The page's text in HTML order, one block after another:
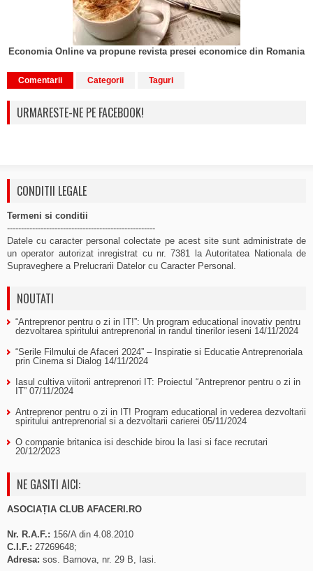
Economia Online va propune revista presei economice din Romania
Comentarii Categorii Taguri
URMARESTE-NE PE FACEBOOK!
CONDITII LEGALE
Termeni si conditii
-----------------------------------------------------
Datele cu caracter personal colectate pe acest site sunt administrate de
un operator autorizat inregistrat cu nr. 7381 la Autoritatea Nationala de
Supraveghere a Prelucrarii Datelor cu Caracter Personal.
NOUTATI
“Antreprenor pentru o zi in IT!”: Un program educational inovativ pentru
dezvoltarea spiritului antreprenorial in randul tinerilor ieseni 14/11/2024
“Serile Filmului de Afaceri 2024” – Inspiratie si Educatie Antreprenoriala
prin Cinema si Dialog 14/11/2024
Iasul cultiva viitorii antreprenori IT: Proiectul “Antreprenor pentru o zi in
IT” 07/11/2024
Antreprenor pentru o zi in IT! Program educational in vederea dezvoltarii
spiritului antreprenorial si a dezvoltarii carierei 05/11/2024
O companie britanica isi deschide birou la Iasi si face recrutari
20/12/2023
NE GASITI AICI:
ASOCIAȚIA CLUB AFACERI.RO
Nr. R.A.F.: 156/A din 4.08.2010
C.I.F.: 27269648;
Adresa: sos. Barnova, nr. 29 B, Iasi.